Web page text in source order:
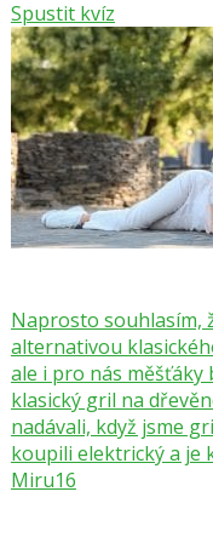
Spustit kvíz
Naprosto souhlasím,
alternativou
ale i pro nás měšťáky
klasický gril na
nadávali, když jsme
koupili elektrický a je
Miru16